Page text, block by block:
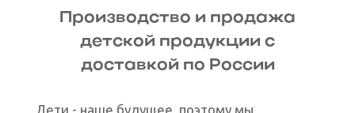
Производство и продажа
детской продукции с
доставкой по России
Дети - наше будущее, поэтому мы